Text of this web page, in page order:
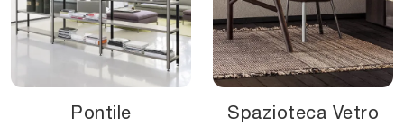
Pontile Spazioteca Vetro